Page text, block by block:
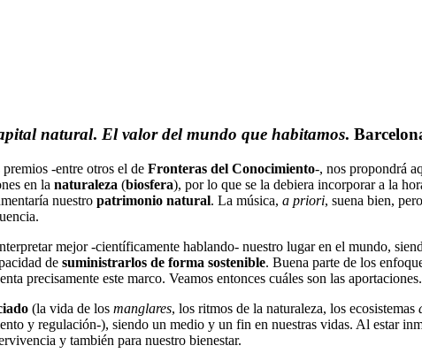
natural. El valor del mundo que habitamos.
-entre otros el de Fronteras del Conocimiento-, nos propondrá
en la naturaleza (biosfera), por lo que se la debiera incorporar a la
nuestro patrimonio natural. La música, a priori, suena bien,
mejor -científicamente hablando- nuestro lugar en el mundo,
de suministrarlos de forma sostenible. Buena parte de los
precisamente este marco. Veamos entonces cuáles son las aportaciones.
(la vida de los manglares, los ritmos de la naturaleza, los ecosistemas
y regulación-), siendo un medio y un fin en nuestras vidas. Al estar
y también para nuestro bienestar.